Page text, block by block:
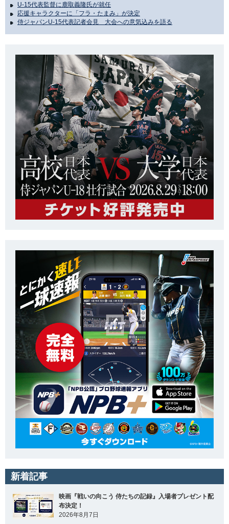
U-15代表監督に鹿取義隆氏が就任
応援キャラクターに「フラ・たまみ」が決定
侍ジャパンU-15代表記者会見 大会への意気込みを語る
新着記事
映画『戦いの向こう 侍たちの記録』入場者プレゼント配
布決定！
2026年8月7日